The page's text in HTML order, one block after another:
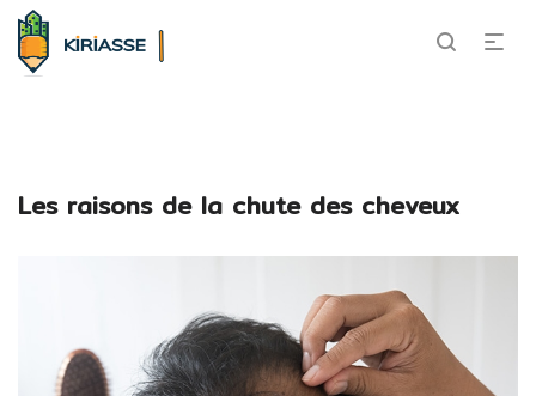
Les raisons de la chute des cheveux